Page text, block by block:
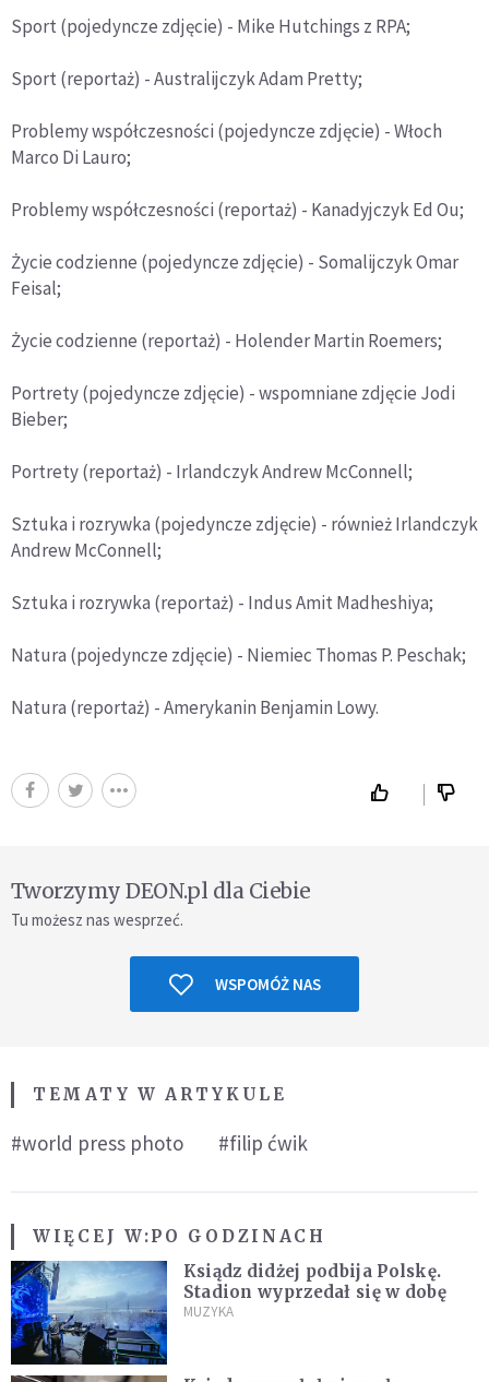
Sport (pojedyncze zdjęcie) - Mike Hutchings z RPA;
Sport (reportaż) - Australijczyk Adam Pretty;
Problemy współczesności (pojedyncze zdjęcie) - Włoch
Marco Di Lauro;
Problemy współczesności (reportaż) - Kanadyjczyk Ed Ou;
Życie codzienne (pojedyncze zdjęcie) - Somalijczyk Omar
Feisal;
Życie codzienne (reportaż) - Holender Martin Roemers;
Portrety (pojedyncze zdjęcie) - wspomniane zdjęcie Jodi
Bieber;
Portrety (reportaż) - Irlandczyk Andrew McConnell;
Sztuka i rozrywka (pojedyncze zdjęcie) - również Irlandczyk
Andrew McConnell;
Sztuka i rozrywka (reportaż) - Indus Amit Madheshiya;
Natura (pojedyncze zdjęcie) - Niemiec Thomas P. Peschak;
Natura (reportaż) - Amerykanin Benjamin Lowy.
Tworzymy DEON.pl dla Ciebie
Tu możesz nas wesprzeć.
WSPOMÓŻ NAS
TEMATY W ARTYKULE
#world press photo #filip ćwik
WIĘCEJ W:PO GODZINACH
Ksiądz didżej podbija Polskę.
Stadion wyprzedał się w dobę
MUZYKA